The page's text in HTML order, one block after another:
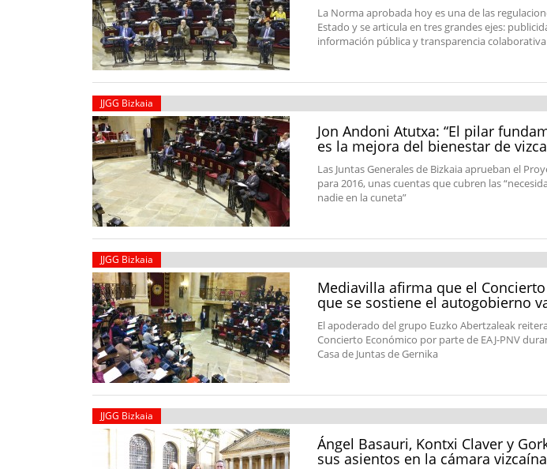
La Norma aprobada hoy es una de las
Estado y se articula en tres grandes ejes:
información pública y transparencia colaborativa
JJGG Bizkaia
Jon Andoni Atutxa: “El pilar
es la mejora del bienestar de
Las Juntas Generales de Bizkaia aprueban el
para 2016, unas cuentas que cubren las
nadie en la cuneta”
JJGG Bizkaia
Mediavilla afirma que el
que se sostiene el autogobierno
El apoderado del grupo Euzko Abertzaleak
Concierto Económico por parte de EAJ-PNV
Casa de Juntas de Gernika
JJGG Bizkaia
Ángel Basauri, Kontxi Claver y
sus asientos en la cámara vizcaína